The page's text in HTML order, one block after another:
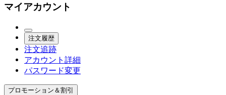
マイアカウント
注文履歴
注文追跡
アカウント詳細
パスワード変更
プロモーション＆割引